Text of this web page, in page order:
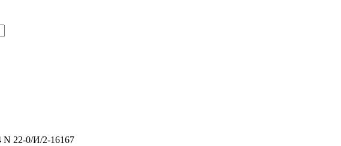
N 22-0/И/2-16167